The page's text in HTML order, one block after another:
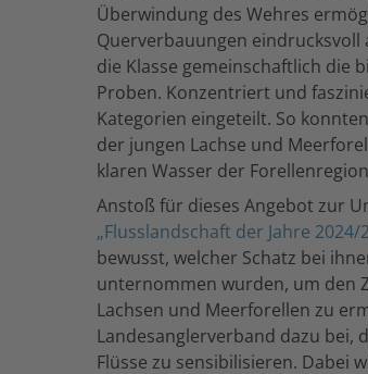
Überwindung des Wehres
Querverbauungen
die Klasse gemeinschaftlich die
Proben. Konzentriert und
Kategorien eingeteilt. So
der jungen Lachse und
klaren Wasser der
Anstoß für dieses Angebot zur
„Flusslandschaft der Jahre 2024/
bewusst, welcher Schatz bei
unternommen wurden, um den
Lachsen und Meerforellen zu
Landesanglerverband dazu bei,
Flüsse zu sensibilisieren. Dabei